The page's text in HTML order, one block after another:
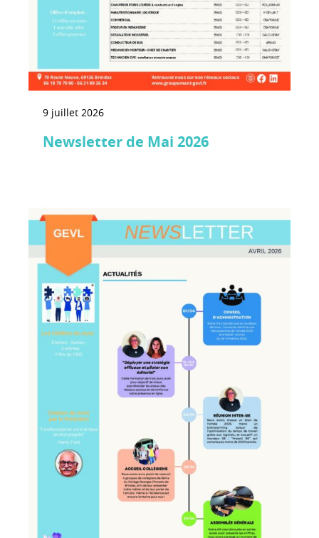
9 juillet 2026
Newsletter de Mai 2026